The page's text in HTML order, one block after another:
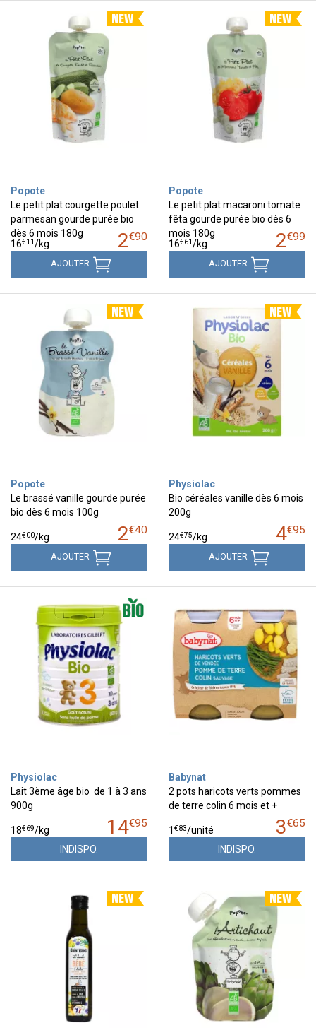
Popote
Le petit plat courgette poulet
parmesan gourde purée bio
dès 6 mois 180g
2€90
16€11/kg
AJOUTER
Popote
Le petit plat macaroni tomate
fêta gourde purée bio dès 6
mois 180g
2€99
16€61/kg
AJOUTER
Popote
Le brassé vanille gourde purée
bio dès 6 mois 100g
2€40
24€00/kg
AJOUTER
Physiolac
Bio céréales vanille dès 6 mois
200g
4€95
24€75/kg
AJOUTER
Physiolac
Lait 3ème âge bio de 1 à 3 ans
900g
14€95
18€69/kg
INDISPO.
Babynat
2 pots haricots verts pommes
de terre colin 6 mois et +
3€65
1 €83/unité
INDISPO.